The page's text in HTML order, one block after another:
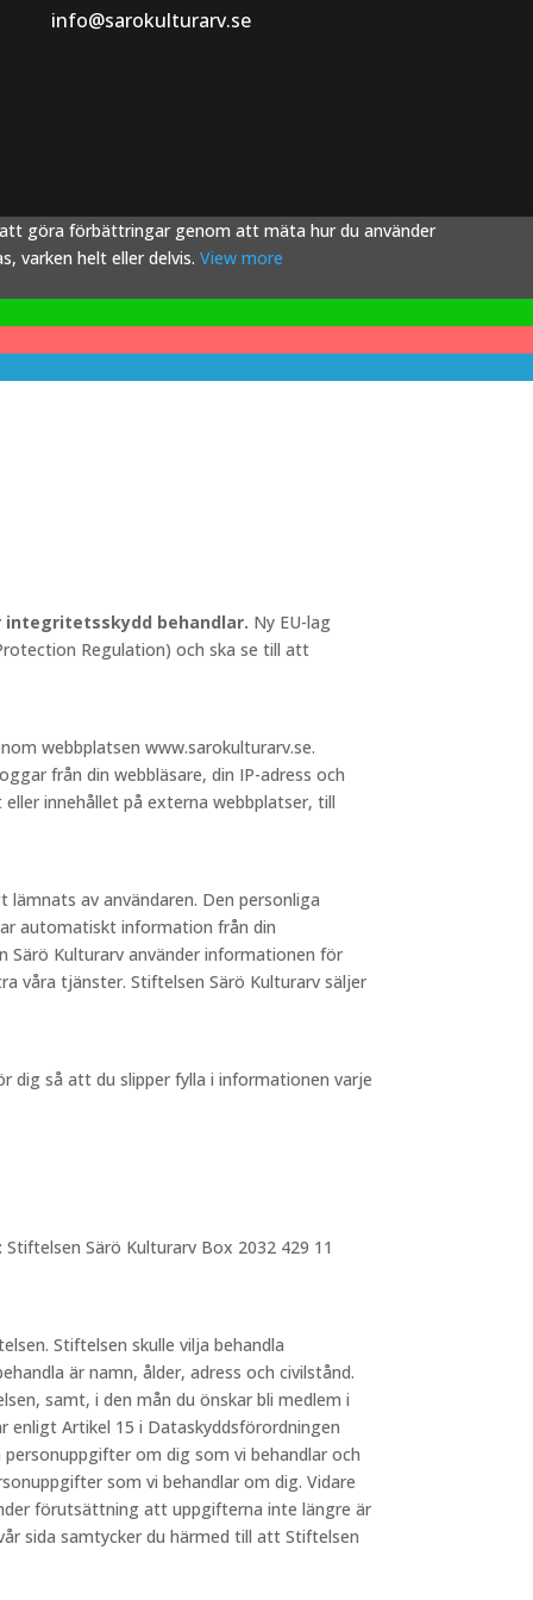
info@sarokulturarv.se
att göra förbättringar genom att mäta hur du använder
varken helt eller delvis. View more
behandlar. Ny EU-lag
Regulation) och ska se till att
webbplatsen www.sarokulturarv.se.
från din webbläsare, din IP-adress och
innehållet på externa webbplatser, till
av användaren. Den personliga
automatiskt information från din
Särö Kulturarv använder informationen för
våra tjänster. Stiftelsen Särö Kulturarv säljer
dig så att du slipper fylla i informationen varje
Särö Kulturarv Box 2032 429 11
Stiftelsen skulle vilja behandla
är namn, ålder, adress och civilstånd.
samt, i den mån du önskar bli medlem i
enligt Artikel 15 i Dataskyddsförordningen
om dig som vi behandlar och
som vi behandlar om dig. Vidare
förutsättning att uppgifterna inte längre är
sida samtycker du härmed till att Stiftelsen